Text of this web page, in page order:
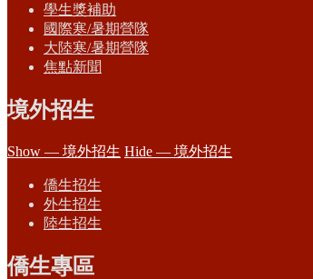
學生獎補助
國際寒/暑期營隊
大陸寒/暑期營隊
焦點新聞
境外招生
Show — 境外招生 Hide — 境外招生
僑生招生
外生招生
陸生招生
僑生專區